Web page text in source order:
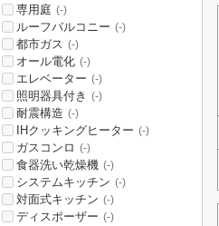
専用庭 (-)
ルーフバルコニー (-)
都市ガス (-)
オール電化 (-)
エレベーター (-)
照明器具付き (-)
耐震構造 (-)
IHクッキングヒーター (-)
ガスコンロ (-)
食器洗い乾燥機 (-)
システムキッチン (-)
対面式キッチン (-)
ディスポーザー (-)